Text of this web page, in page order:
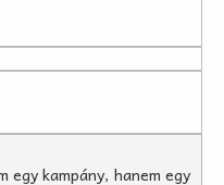
egy kampány, hanem egy